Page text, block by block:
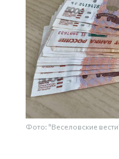
Фото: "Веселовские